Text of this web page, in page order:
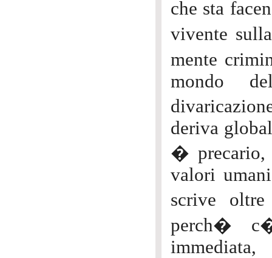
che sta
vivente
mente
mondo
deriva
� precario,
valori
scrive
perch�
immediata,